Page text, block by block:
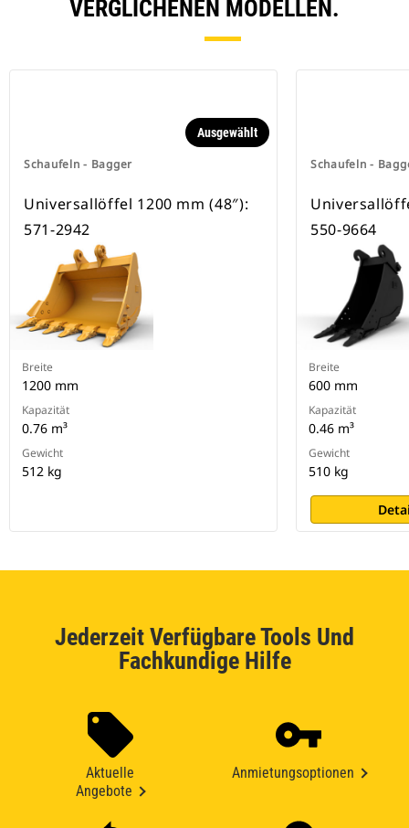
Sicherung der Anbaugeräte.
Spezielle CW-Schnellwechsler sind
erhältlich.
VERGLICHENEN MODELLEN.
Schaufeln - Bagger
Ausgewählt
Universallöffel 1200 mm (48″):
571-2942
Breite
1200 mm
Kapazität
0.76 m³
Gewicht
512 kg
Schaufeln -
550-9664
Breite
600 mm
Kapazität
0.46 m³
Gewicht
510 kg
Jederzeit Verfügbare Tools Und
Fachkundige Hilfe
Aktuelle
Angebote
Anmietungsoptionen